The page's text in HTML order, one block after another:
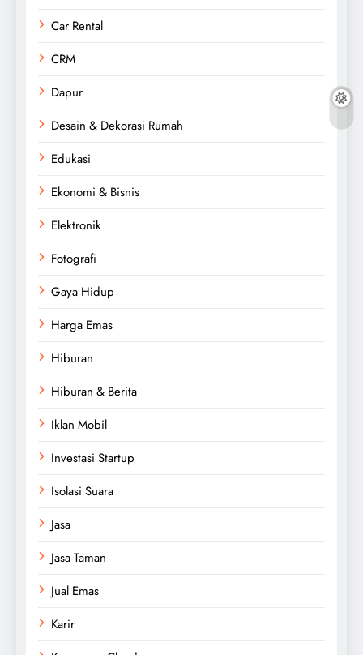
Car Rental
CRM
Dapur
Desain & Dekorasi Rumah
Edukasi
Ekonomi & Bisnis
Elektronik
Fotografi
Gaya Hidup
Harga Emas
Hiburan
Hiburan & Berita
Iklan Mobil
Investasi Startup
Isolasi Suara
Jasa
Jasa Taman
Jual Emas
Karir